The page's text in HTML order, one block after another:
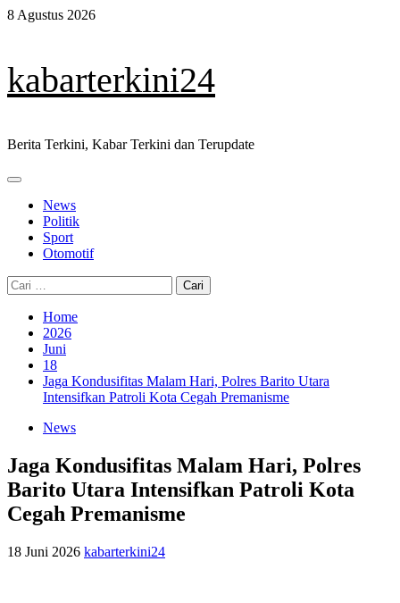
Skip
8 Agustus 2026
kabarterkini24
Berita Terkini, Kabar Terkini dan Terupdate
Primary
News
Politik
Sport
Otomotif
Cari
untuk:
Home
2026
Juni
18
Jaga Kondusifitas Malam Hari, Polres Barito Utara
Intensifkan Patroli Kota Cegah Premanisme
News
Jaga Kondusifitas Malam Hari, Polres
Barito Utara Intensifkan Patroli Kota
Cegah Premanisme
18 Juni 2026 kabarterkini24